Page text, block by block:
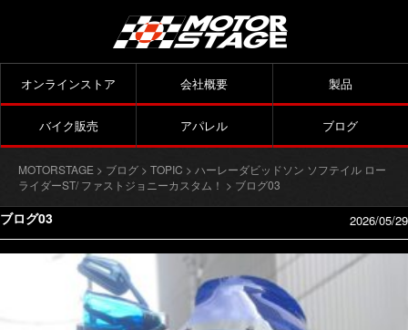
オンラインストア 会社概要 製品
バイク販売 アパレル ブログ
MOTORSTAGE > ブログ > TOPIC > ハーレーダビッドソン ソフテイル ロー
ライダーST/ ファストジョニーカスタム！ > ブログ03
ブログ03 2026/05/29